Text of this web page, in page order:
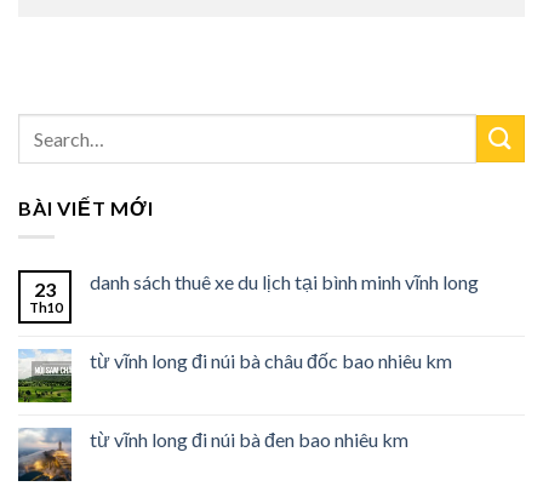
BÀI VIẾT MỚI
23
Th10
danh sách thuê xe du lịch tại bình minh vĩnh long
từ vĩnh long đi núi bà châu đốc bao nhiêu km
từ vĩnh long đi núi bà đen bao nhiêu km